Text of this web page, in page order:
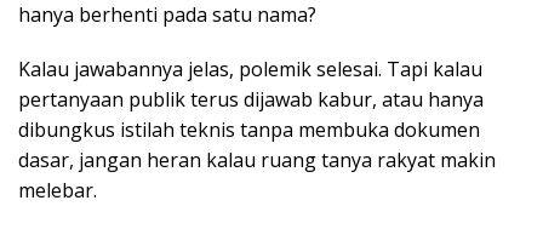
hanya berhenti pada satu nama?
Kalau jawabannya jelas, polemik selesai. Tapi kalau
pertanyaan publik terus dijawab kabur, atau hanya
dibungkus istilah teknis tanpa membuka dokumen
dasar, jangan heran kalau ruang tanya rakyat makin
melebar.